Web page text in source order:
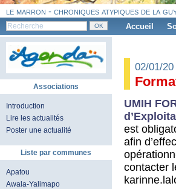
le marron - chroniques atypiques de la
Accueil
Associations
Introduction
Lire les actualités
Poster une actualité
Liste par communes
Apatou
Awala-Yalimapo
02/01/
UMIH
est
afin
contacter